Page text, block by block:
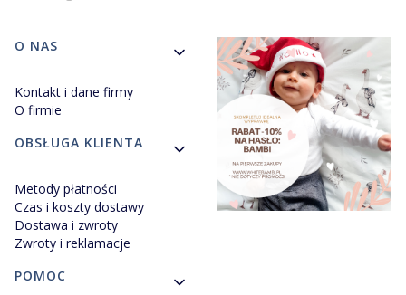
Linki w stopce
O NAS
Kontakt i dane firmy
O firmie
OBSŁUGA KLIENTA
Metody płatności
Czas i koszty dostawy
Dostawa i zwroty
Zwroty i reklamacje
POMOC